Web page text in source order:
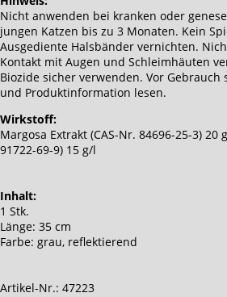
Nicht anwenden bei kranken oder
jungen Katzen bis zu 3 Monaten. Kein
Ausgediente Halsbänder vernichten.
Kontakt mit Augen und Schleimhäuten
Biozide sicher verwenden. Vor Gebrauch
und Produktinformation lesen.
Wirkstoff:
Margosa Extrakt (CAS-Nr. 84696-25-3) 20
91722-69-9) 15 g/l
Inhalt:
1 Stk.
Länge: 35 cm
Farbe: grau, reflektierend
Artikel-Nr.: 47223